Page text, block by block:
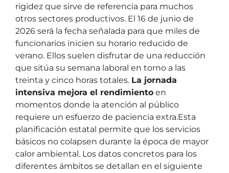
rigidez que sirve de referencia para muchos
otros sectores productivos. El 16 de junio de
2026 será la fecha señalada para que miles de
funcionarios inicien su horario reducido de
verano. Ellos suelen disfrutar de una reducción
que sitúa su semana laboral en torno a las
treinta y cinco horas totales. La jornada
intensiva mejora el rendimiento en
momentos donde la atención al público
requiere un esfuerzo de paciencia extra.Esta
planificación estatal permite que los servicios
básicos no colapsen durante la época de mayor
calor ambiental. Los datos concretos para los
diferentes ámbitos se detallan en el siguiente